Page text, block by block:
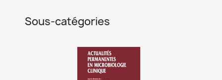
Sous-catégories